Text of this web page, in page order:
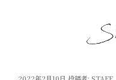
投
2022年2月10日 投稿者: STAFF